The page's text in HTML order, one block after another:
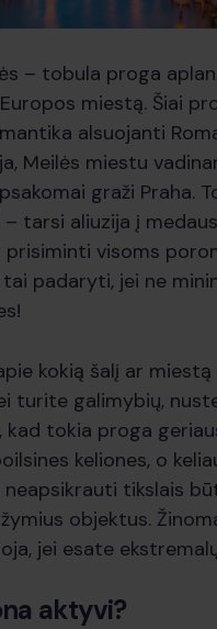
– tobula proga
miestą. Šiai
alsuojanti
Meilės miestu
graži Praha.
tarsi aliuzija į
visoms
padaryti, jei ne
kokią šalį ar miestą
turite galimybių,
kad tokia proga
keliones, o
neapsikrauti tikslais
objektus.
jei esate
aktyvi?